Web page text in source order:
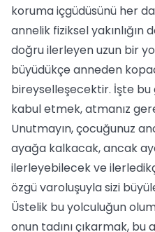
koruma içgüdüsünü her
annelik fiziksel yakınlığın
doğru ilerleyen uzun bir
büyüdükçe anneden
bireyselleşecektir. İşte bu
kabul etmek, atmanız
Unutmayın, çocuğunuz
ayağa kalkacak, ancak
ilerleyebilecek ve
özgü varoluşuyla sizi
Üstelik bu yolculuğun
onun tadını çıkarmak, bu